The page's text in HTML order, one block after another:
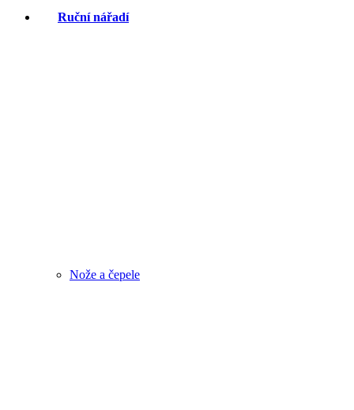
Ruční nářadí
Nože a čepele